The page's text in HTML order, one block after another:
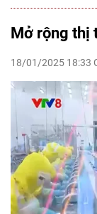
Mở rộng thị
18/01/2025 18:33